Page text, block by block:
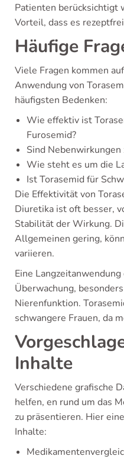
Patienten berücksichtigt
Vorteil, dass es
Häufige
Viele Fragen kommen
Anwendung von
häufigsten Bedenken:
Wie effektiv ist
Furosemid?
Sind Nebenwirkungen
Wie steht es um die
Ist Torasemid für
Die Effektivität von
Diuretika ist oft besser,
Stabilität der Wirkung.
Allgemeinen gering,
variieren.
Eine
Überwachung,
Nierenfunktion.
schwangere Frauen, da
Inhalte
Verschiedene grafische
helfen, en rund um das
zu präsentieren. Hier
Inhalte: